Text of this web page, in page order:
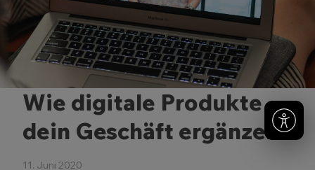
Wie digitale Produkte
dein Geschäft ergänzen
11. Juni 2020